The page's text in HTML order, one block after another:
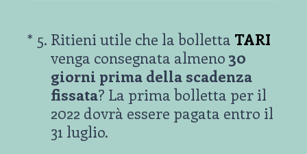
* 5. Ritieni utile che la bolletta TARI
venga consegnata almeno 30
giorni prima della scadenza
fissata? La prima bolletta per il
2022 dovrà essere pagata entro il
31 luglio.
(Obbligatorio)